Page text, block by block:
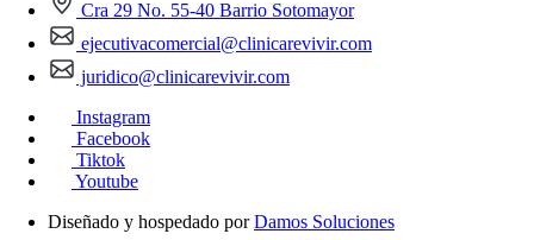
Cra 29 No. 55-40 Barrio Sotomayor
ejecutivacomercial@clinicarevivir.com
juridico@clinicarevivir.com
Instagram
Facebook
Tiktok
Youtube
Diseñado y hospedado porDamos Soluciones